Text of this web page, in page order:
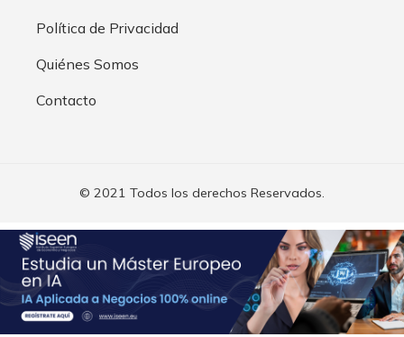
Política de Privacidad
Quiénes Somos
Contacto
© 2021 Todos los derechos Reservados.